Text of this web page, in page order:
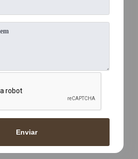
Enviar